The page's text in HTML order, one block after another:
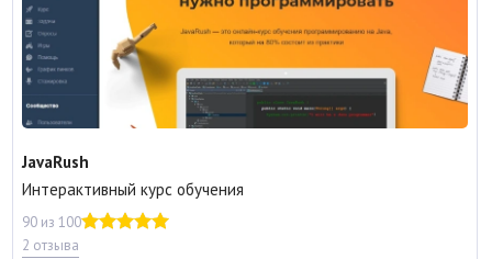
JavaRush
Интерактивный курс обучения
90 из 100
2 отзыва